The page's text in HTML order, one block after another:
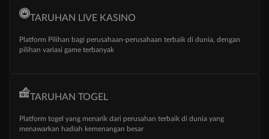
TARUHAN LIVE KASINO
Platform Pilihan bagi perusahaan-perusahaan terbaik di dunia, dengan
pilihan variasi game terbanyak
TARUHAN TOGEL
Platform togel yang menarik dari perusahan terbaik di dunia yang
menawarkan hadiah kemenangan besar